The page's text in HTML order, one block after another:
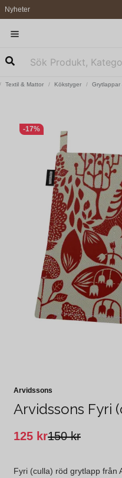
Nyheter
Textil & Mattor Kökstyger Grytlappar
-17%
Arvidssons
Arvidssons Fyri
150 kr
125 kr
Fyri (culla) röd grytlapp från